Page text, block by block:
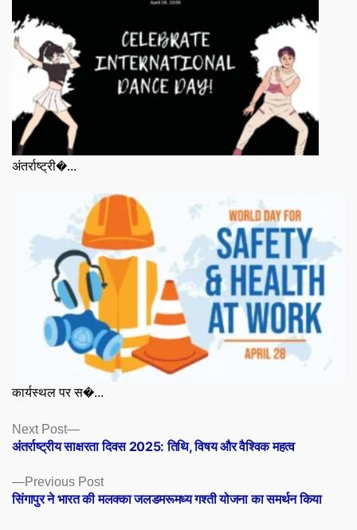
अंतर्राष्ट्री�...
कार्यस्थल पर स�...
Posts
navigation
Previous PostPrevious
post:
सिंगापुर ने भारत की मलक्का जलडमरूमध्य गश्ती योजना का समर्थन किया
Next Post
Next
post:
अंतर्राष्ट्रीय साक्षरता दिवस 2025: तिथि, विषय और वैश्विक महत्व